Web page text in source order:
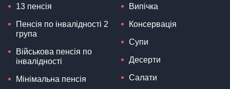
13 пенсія
Пенсія по інвалідності 2
група
Військова пенсія по
інвалідності
Мінімальна пенсія
Випічка
Консервація
Супи
Десерти
Салати